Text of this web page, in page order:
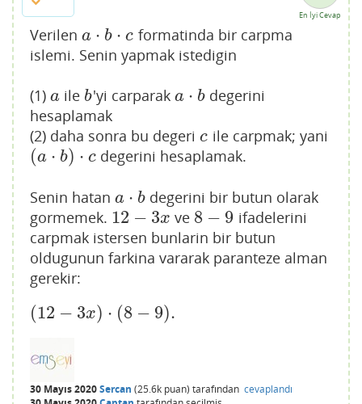
En İyi Cevap
Verilen a ⋅ b ⋅ c
a⋅ b ⋅c
formatinda bir carpma
islemi. Senin yapmak istedigin
(1) a
a ile b
b'yi carparak a ⋅ b
a⋅ b
degerini
hesaplamak
(2) daha sonra bu degeri c
c ile carpmak; yani
(a ⋅ b) ⋅ c
(a⋅ b ⋅c degerini hesaplamak.
Senin hatan a ⋅ b
a⋅ b
degerini bir butun olarak
gormemek. 12 − 3x
12−3x ve 8 − 9
8−9
ifadelerini
carpmak istersen bunlarin bir butun
oldugunun farkina vararak paranteze alman
gerekir:
(12 − 3x) ⋅ (8 − 9).
(12−3x ⋅( 8−9).
30 Mayıs 2020Sercan (25.6k puan) tarafından cevaplandı